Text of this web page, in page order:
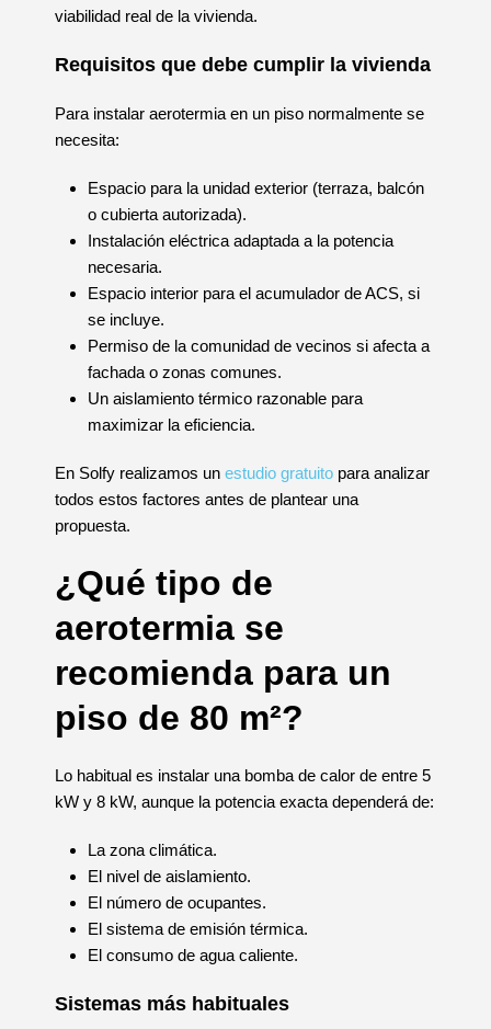
viabilidad real de la vivienda.
Requisitos que debe cumplir la vivienda
Para instalar aerotermia en un piso normalmente se
necesita:
Espacio para la unidad exterior (terraza, balcón
o cubierta autorizada).
Instalación eléctrica adaptada a la potencia
necesaria.
Espacio interior para el acumulador de ACS, si
se incluye.
Permiso de la comunidad de vecinos si afecta a
fachada o zonas comunes.
Un aislamiento térmico razonable para
maximizar la eficiencia.
En Solfy realizamos un estudio gratuito para analizar
todos estos factores antes de plantear una
propuesta.
¿Qué tipo de
aerotermia se
recomienda para un
piso de 80 m²?
Lo habitual es instalar una bomba de calor de entre 5
kW y 8 kW, aunque la potencia exacta dependerá de:
La zona climática.
El nivel de aislamiento.
El número de ocupantes.
El sistema de emisión térmica.
El consumo de agua caliente.
Sistemas más habituales